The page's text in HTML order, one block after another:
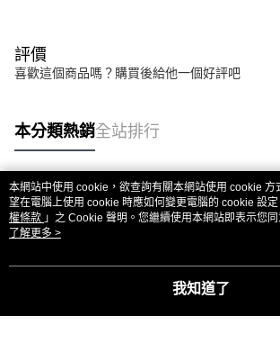
評價
喜歡這個商品嗎？購買後給他一個好評吧
本分類熱銷全站排行
熱門標籤
本網站中使用 cookie，欲查詢有關本網站使用 cookie 方
望在電腦上使用 cookie 時應如何變更電腦的 cookie 設定
權條款 」之 Cookie 聲明。您繼續使用本網站即表示您
用條款之 Cookie 聲明使用 cookie。
了解更多 >
我知道了